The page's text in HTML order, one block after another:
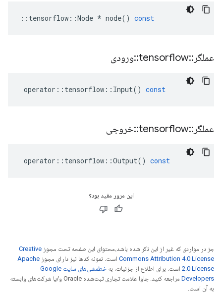
:: tensorflow ::Node * node() const
عملگر ::
tensorflow
::ورودی
operator :: tensorflow :: Input() const
عملگر ::
tensorflow
::خروجی
operator :: tensorflow ::Output() const
این مرور مفید بود؟
جز در مواردی که غیر از این ذکر شده باشد،‌محتوای این صفحه تحت مجوز Creative
Commons Attribution 4.0 License است. نمونه کدها نیز دارای مجوز Apache
2.0 License است. برای اطلاع از جزئیات، به
خطمشی‌های سایت Google
Developers‏
مراجعه کنید. جاوا علامت تجاری ثبت‌شده Oracle و/یا شرکت‌های وابسته
به آن است.